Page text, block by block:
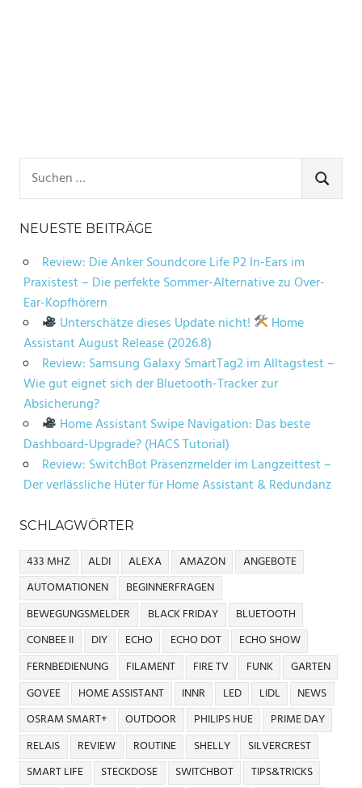
nach:
SUCHEN
NEUESTE BEITRÄGE
Review: Die Anker Soundcore Life P2 In-Ears im
Praxistest – Die perfekte Sommer-Alternative zu Over-
Ear-Kopfhörern
Unterschätze dieses Update nicht!
Home
Assistant August Release (2026.8)
Review: Samsung Galaxy SmartTag2 im Alltagstest –
Wie gut eignet sich der Bluetooth-Tracker zur
Absicherung?
Home Assistant Swipe Navigation: Das beste
Dashboard-Upgrade? (HACS Tutorial)
Review: SwitchBot Präsenzmelder im Langzeittest –
Der verlässliche Hüter für Home Assistant & Redundanz
SCHLAGWÖRTER
433 MHZ ALDI ALEXA AMAZON
ANGEBOTE
AUTOMATIONEN
BEGINNERFRAGEN
BEWEGUNGSMELDER
BLACK FRIDAY
BLUETOOTH
CONBEE II
DIY ECHO ECHO DOT
ECHO SHOW
FERNBEDIENUNG
FILAMENT FIRE TV FUNK
GARTEN
GOVEE
HOME ASSISTANT INNR LED LIDL
NEWS
OSRAM SMART+
OUTDOOR PHILIPS HUE
PRIME DAY
RELAIS
REVIEW ROUTINE SHELLY
SILVERCREST
SMART LIFE
STECKDOSE SWITCHBOT
TIPS&TRICKS